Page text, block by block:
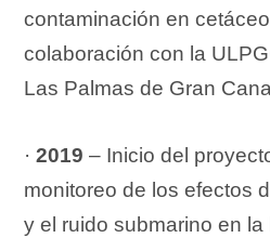
contaminación en
colaboración con la
Las Palmas de Gran
·2019 – Inicio del
monitoreo de los efectos
y el ruido submarino en la